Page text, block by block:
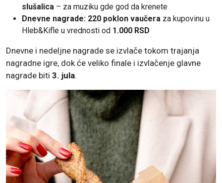
slušalica – za muziku gde god da krenete
Dnevne nagrade: 220 poklon vaučera za kupovinu u
Hleb&Kifle u vrednosti od 1.000 RSD
Dnevne i nedeljne nagrade se izvlače tokom trajanja
nagradne igre, dok će veliko finale i izvlačenje glavne
nagrade biti 3. jula.